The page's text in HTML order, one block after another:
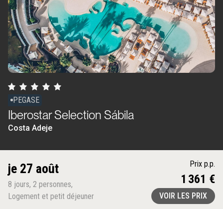
PEGASE
Iberostar Selection Sábila
Costa Adeje
je 27 août
8 jours, 2 personnes,
Logement et petit déjeuner
Prix p.p.
1 361 €
VOIR LES PRIX